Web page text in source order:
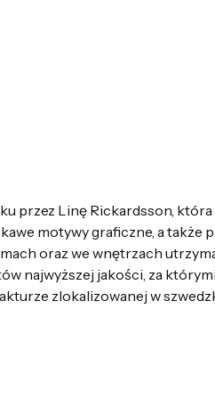
przez Linę Rickardsson,
motywy graficzne, a także
oraz we wnętrzach
najwyższej jakości, za
zlokalizowanej w